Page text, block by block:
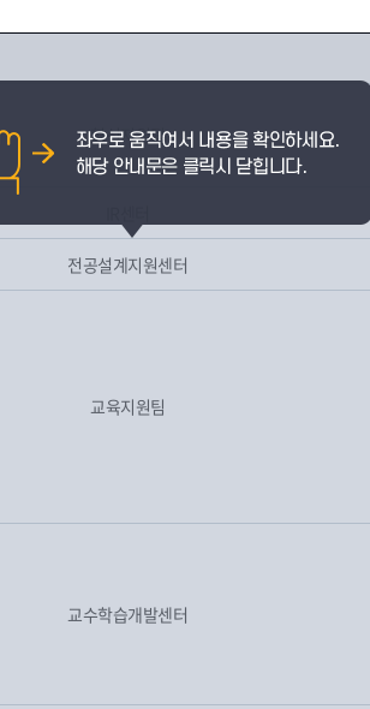
혁신지원팀
전공설계지원센터
교육지원팀
교수학습개발센터